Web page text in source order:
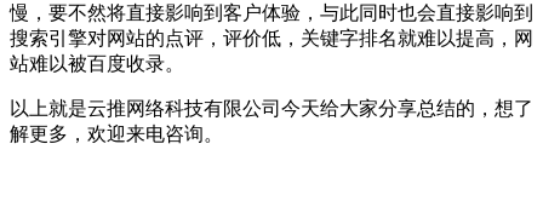
慢，要不然将直接影响到客户体验，与此同时也会直接影响到
搜索引擎对网站的点评，评价低，关键字排名就难以提高，网
站难以被百度收录。
以上就是云推网络科技有限公司今天给大家分享总结的，想了
解更多，欢迎来电咨询。